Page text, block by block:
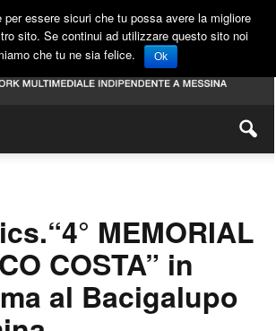
MEMORIAL
COSTA” in
al Bacigalupo
essere sicuri che tu possa avere la migliore
sito. Se continui ad utilizzare questo sito noi
che tu ne sia felice.
Ok